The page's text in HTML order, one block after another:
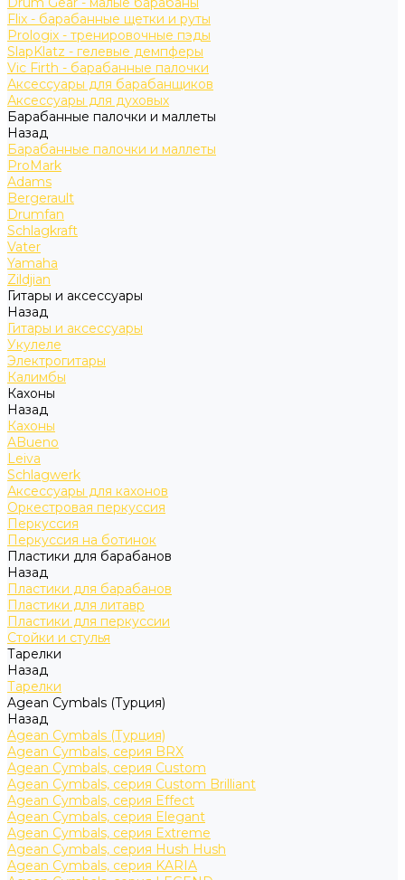
Flix - барабанные щетки и руты
Prologix - тренировочные пэды
SlapKlatz - гелевые демпферы
Vic Firth - барабанные палочки
Аксессуары для барабанщиков
Аксессуары для духовых
Барабанные палочки и маллеты
Назад
Барабанные палочки и маллеты
ProMark
Adams
Bergerault
Drumfan
Schlagkraft
Vater
Yamaha
Zildjian
Гитары и аксессуары
Назад
Гитары и аксессуары
Укулеле
Электрогитары
Калимбы
Кахоны
Назад
Кахоны
ABueno
Leiva
Schlagwerk
Аксессуары для кахонов
Оркестровая перкуссия
Перкуссия
Перкуссия на ботинок
Пластики для барабанов
Назад
Пластики для барабанов
Пластики для литавр
Пластики для перкуссии
Стойки и стулья
Тарелки
Назад
Тарелки
Agean Cymbals (Турция)
Назад
Agean Cymbals (Турция)
Agean Cymbals, серия BRX
Agean Cymbals, серия Custom
Agean Cymbals, серия Custom Brilliant
Agean Cymbals, серия Effect
Agean Cymbals, серия Elegant
Agean Cymbals, серия Extreme
Agean Cymbals, серия Hush Hush
Agean Cymbals, серия KARIA